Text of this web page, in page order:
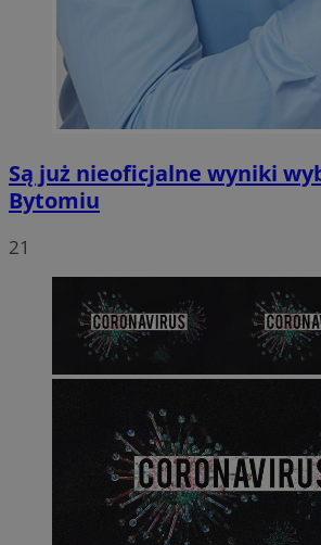
Są już nieoficjalne wyniki
Bytomiu
21